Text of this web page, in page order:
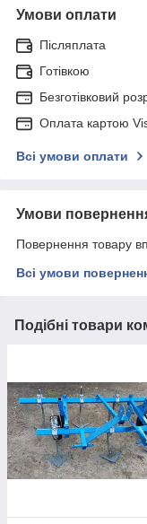
Умови оплати
Післяплата
Готівкою
Безготівковий
Оплата картою
Всі умови оплати
Умови
Повернення товару
Всі умови
Подібні товари